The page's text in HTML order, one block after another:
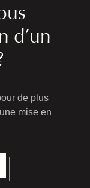
d’un
de plus
mise en